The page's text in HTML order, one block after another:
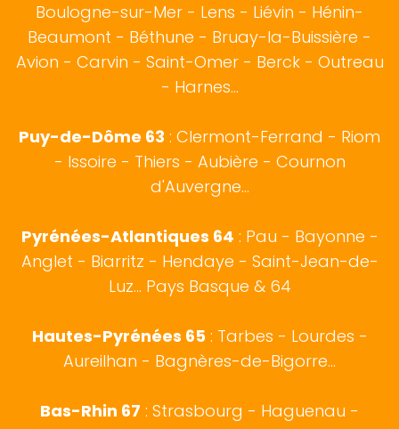
Boulogne-sur-Mer - Lens - Liévin - Hénin-
Beaumont - Béthune - Bruay-la-Buissière -
Avion - Carvin - Saint-Omer - Berck - Outreau
- Harnes...
Puy-de-Dôme 63 : Clermont-Ferrand - Riom
- Issoire - Thiers - Aubière - Cournon
d'Auvergne...
Pyrénées-Atlantiques 64 : Pau - Bayonne -
Anglet - Biarritz - Hendaye - Saint-Jean-de-
Luz... Pays Basque & 64
Hautes-Pyrénées 65: Tarbes - Lourdes -
Aureilhan - Bagnères-de-Bigorre...
Bas-Rhin 67 : Strasbourg - Haguenau -